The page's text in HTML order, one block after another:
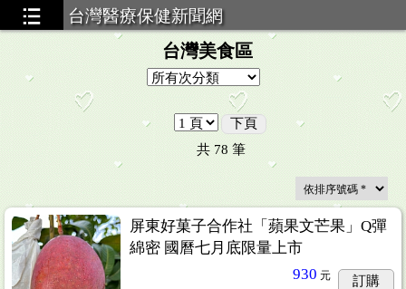
台灣醫療保健新聞網
台灣美食區
下頁
共 78 筆
屏東好菓子合作社「蘋果文芒果」Q彈
綿密 國曆七月底限量上市
930 元 訂購